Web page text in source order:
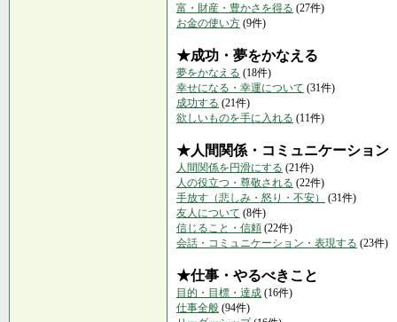
富・財産・豊かさを得る (27件)
お金の使い方 (9件)
★成功・夢をかなえる
夢をかなえる (18件)
幸せになる・幸運について (31件)
成功する (21件)
欲しいものを手に入れる (11件)
★人間関係・コミュニケーション
人間関係を円滑にする (21件)
人の役立つ・尊敬される (22件)
手放す（悲しみ・怒り・不安）
(31件)
友人について (8件)
信じること・信頼 (22件)
会話・コミュニケーション・表現する (23件)
★仕事・やるべきこと
目的・目標・達成 (16件)
仕事全般 (94件)